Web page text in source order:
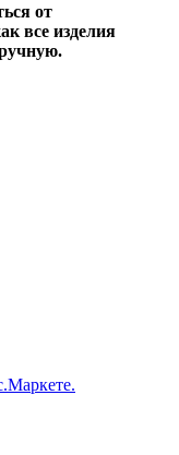
от
все изделия